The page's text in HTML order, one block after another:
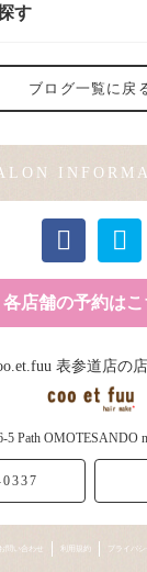
す
)
ブログ一覧に戻
各店舗の予約はこ
表参道店の
5 Path OMOTESANDO
お問い合わせ 利用規約 プライバ